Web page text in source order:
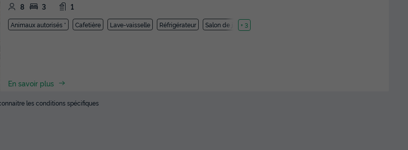
8 3 1
Animaux autorisés * Cafetière Lave-vaisselle Réfrigérateur Salon de jardin
+ 3
En savoir plus
les conditions spécifiques